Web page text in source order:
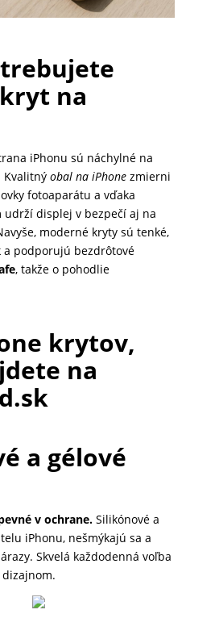
na
iPhonu sú náchylné na
Kvalitný obal na iPhonezmierni
fotoaparátu a vďaka
udrží displej v bezpečí aj na
moderné kryty sú tenké,
podporujú bezdrôtové
, takže o pohodlie
krytov,
na
a gélové
v ochrane.Silikónové a
iPhonu, nešmýkajú sa a
Skvelá každodenná voľba